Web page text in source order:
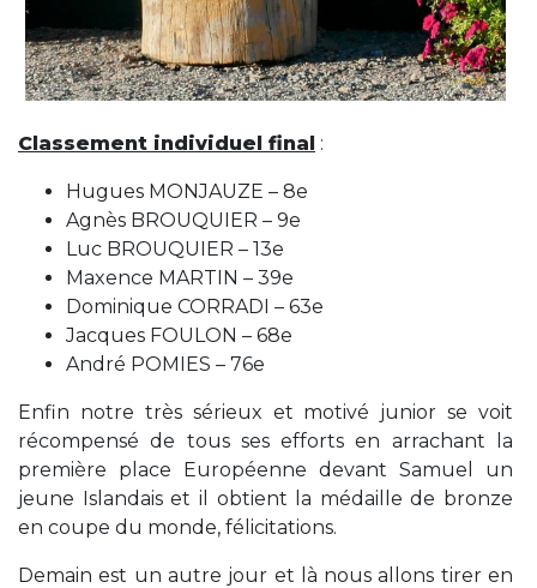
Classement individuel final :
Hugues MONJAUZE – 8e
Agnès BROUQUIER – 9e
Luc BROUQUIER – 13e
Maxence MARTIN – 39e
Dominique CORRADI – 63e
Jacques FOULON – 68e
André POMIES – 76e
Enfin notre très sérieux et motivé junior se voit
récompensé de tous ses efforts en arrachant la
première place Européenne devant Samuel un
jeune Islandais et il obtient la médaille de bronze
en coupe du monde, félicitations.
Demain est un autre jour et là nous allons tirer en